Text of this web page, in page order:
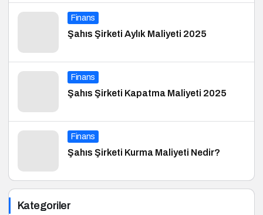
Finans
Şahıs Şirketi Aylık Maliyeti 2025
Finans
Şahıs Şirketi Kapatma Maliyeti 2025
Finans
Şahıs Şirketi Kurma Maliyeti Nedir?
Kategoriler